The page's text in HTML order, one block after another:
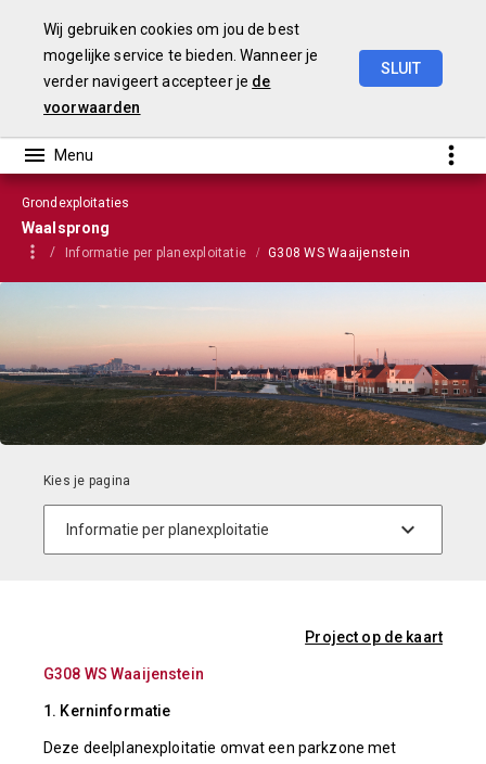
Wij gebruiken cookies om jou de best
mogelijke service te bieden. Wanneer je
verder navigeert accepteer je de
voorwaarden
SLUIT
Grondexploitaties
Waalsprong
Informatie per planexploitatie G308 WS Waaijenstein
Project op de kaart
G308 WS Waaijenstein
1. Kerninformatie
Deze deelplanexploitatie omvat een parkzone met